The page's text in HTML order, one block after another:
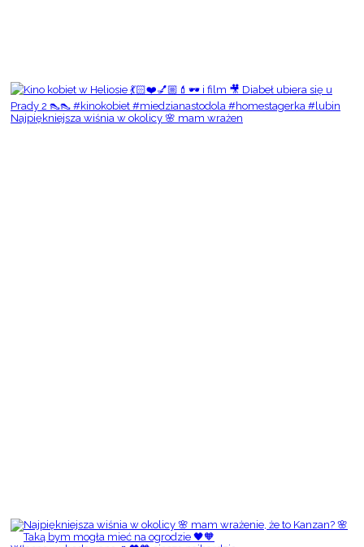
Najpiękniejsza wiśnia w okolicy 🌸 mam wrażen